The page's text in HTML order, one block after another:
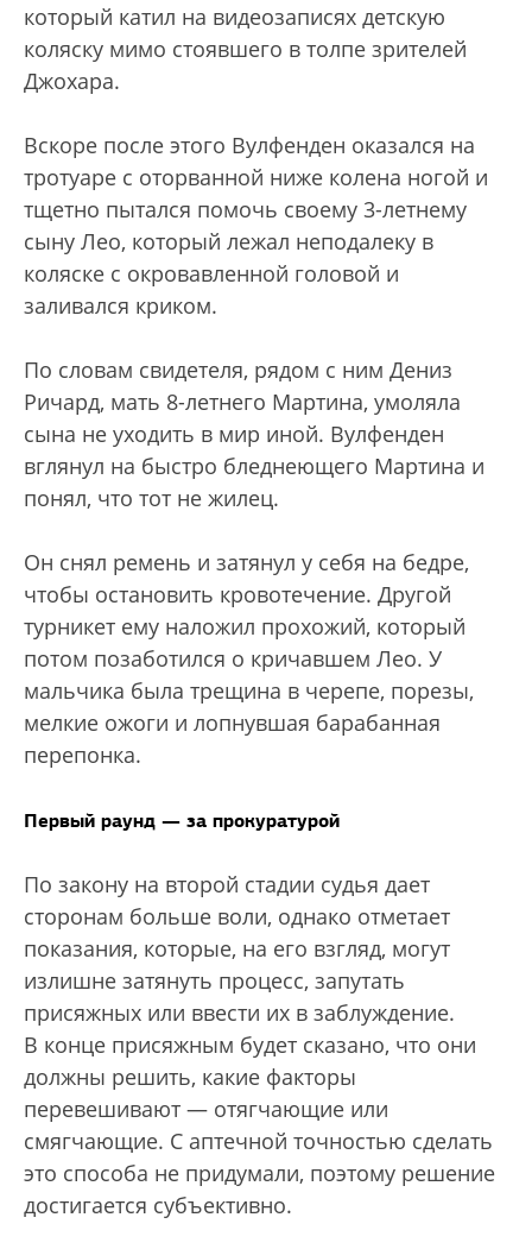
который катил на видеозаписях детскую
коляску мимо стоявшего в толпе зрителей
Джохара.
Вскоре после этого Вулфенден оказался на
тротуаре с оторванной ниже колена ногой и
тщетно пытался помочь своему 3-летнему
сыну Лео, который лежал неподалеку в
коляске с окровавленной головой и
заливался криком.
По словам свидетеля, рядом с ним Дениз
Ричард, мать 8-летнего Мартина, умоляла
сына не уходить в мир иной. Вулфенден
вглянул на быстро бледнеющего Мартина и
понял, что тот не жилец.
Он снял ремень и затянул у себя на бедре,
чтобы остановить кровотечение. Другой
турникет ему наложил прохожий, который
потом позаботился о кричавшем Лео. У
мальчика была трещина в черепе, порезы,
мелкие ожоги и лопнувшая барабанная
перепонка.
Первый раунд — за прокуратурой
По закону на второй стадии судья дает
сторонам больше воли, однако отметает
показания, которые, на его взгляд, могут
излишне затянуть процесс, запутать
присяжных или ввести их в заблуждение.
В конце присяжным будет сказано, что они
должны решить, какие факторы
перевешивают — отягчающие или
смягчающие. С аптечной точностью сделать
это способа не придумали, поэтому решение
достигается субъективно.